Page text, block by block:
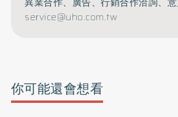
service@uho.com.tw
你可能還會想看